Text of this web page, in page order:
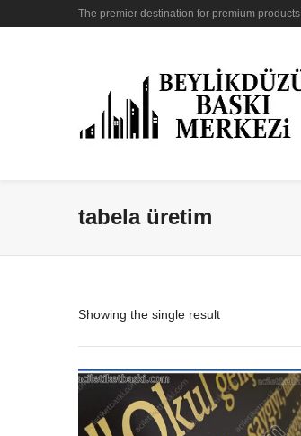
The premier destination for premium products
tabela üretim
Showing the single result